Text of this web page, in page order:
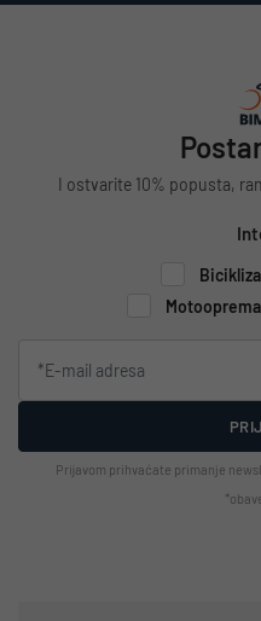
I ostvarite 10% popusta,
Motooprema
Prijavom prihvaćate primanje